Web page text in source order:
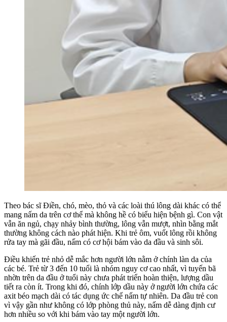
Theo bác sĩ Điền, chó, mèo, thỏ và các loài thú lông dài khác có thể
mang nấm da trên cơ thể mà không hề có biểu hiện bệnh gì. Con vật
vẫn ăn ngủ, chạy nhảy bình thường, lông vẫn mượt, nhìn bằng mắt
thường không cách nào phát hiện. Khi trẻ ôm, vuốt lông rồi không
rửa tay mà gãi đầu, nấm có cơ hội bám vào da đầu và sinh sôi.
Điều khiến trẻ nhỏ dễ mắc hơn người lớn nằm ở chính làn da của
các bé. Trẻ từ 3 đến 10 tuổi là nhóm nguy cơ cao nhất, vì tuyến bã
nhờn trên da đầu ở tuổi này chưa phát triển hoàn thiện, lượng dầu
tiết ra còn ít. Trong khi đó, chính lớp dầu này ở người lớn chứa các
axit béo mạch dài có tác dụng ức chế nấm tự nhiên. Da đầu trẻ con
vì vậy gần như không có lớp phòng thủ này, nấm dễ dàng định cư
hơn nhiều so với khi bám vào tay một người lớn.